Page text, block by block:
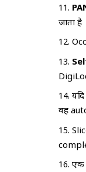
जाता है
वह
एक